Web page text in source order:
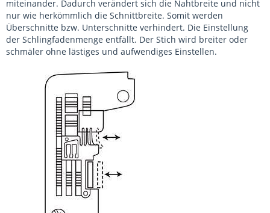
miteinander. Dadurch verändert sich die Nahtbreite und nicht
nur wie herkömmlich die Schnittbreite. Somit werden
Überschnitte bzw. Unterschnitte verhindert. Die Einstellung
der Schlingfadenmenge entfällt. Der Stich wird breiter oder
schmäler ohne lästiges und aufwendiges Einstellen.